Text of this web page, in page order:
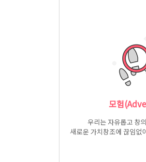
모험
우리는 자유롭고 창
새로운 가치창조에 끊임없